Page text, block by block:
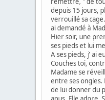
depuis 15 jours,
verrouillé sa
ai demandé à
Hier soir, une
ses pieds et lui
A ses pieds, j' ai
Couches toi,
Madame se
entre ses ongles.
de lui donner du